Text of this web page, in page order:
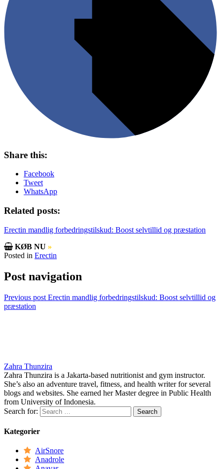
Share this:
Facebook
Tweet
WhatsApp
Related posts:
Erectin mandlig forbedringstilskud: Boost selvtillid og præstation
KØB NU »
Posted in Erectin
Post navigation
Previous post Erectin mandlig forbedringstilskud: Boost selvtillid og
præstation
Zahra Thunzira
Zahra Thunzira is a Jakarta-based nutritionist and gym instructor.
She’s also an adventure travel, fitness, and health writer for several
blogs and websites. She earned her Master degree in Public Health
from University of Indonesia.
Search for:
Kategorier
AirSnore
Anadrole